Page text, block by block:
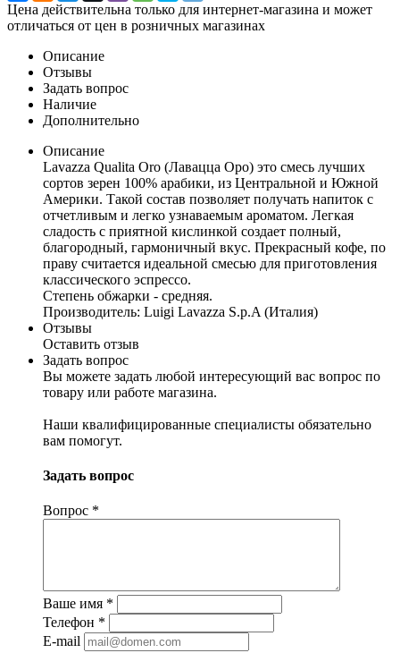
Цена действительна только для интернет-магазина и может
отличаться от цен в розничных магазинах
Описание
Отзывы
Задать вопрос
Наличие
Дополнительно
Описание
Lavazza Qualita Oro (Лавацца Оро) это смесь лучших
сортов зерен 100% арабики, из Центральной и Южной
Америки. Такой состав позволяет получать напиток с
отчетливым и легко узнаваемым ароматом. Легкая
сладость с приятной кислинкой создает полный,
благородный, гармоничный вкус. Прекрасный кофе, по
праву считается идеальной смесью для приготовления
классического эспрессо.
Степень обжарки - средняя.
Производитель: Luigi Lavazza S.p.A (Италия)
Отзывы
Оставить отзыв
Задать вопрос
Вы можете задать любой интересующий вас вопрос по
товару или работе магазина.
Наши квалифицированные специалисты обязательно
вам помогут.
Задать вопрос
Вопрос *
Ваше имя *
Телефон *
E-mail